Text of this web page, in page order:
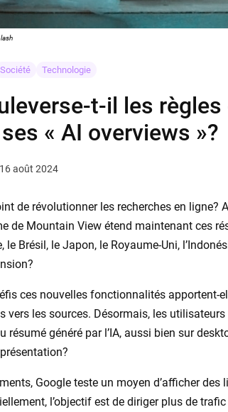
Société Technologie
t-il les
« AI overviews »?
août 2024
de révolutionner les recherches en ligne?
de Mountain View étend maintenant ces
le Brésil, le Japon, le Royaume-Uni,
ces nouvelles fonctionnalités apportent-
vers les sources. Désormais, les
résumé généré par l’IA, aussi bien sur
Google teste un moyen d’afficher
l’objectif est de diriger plus de